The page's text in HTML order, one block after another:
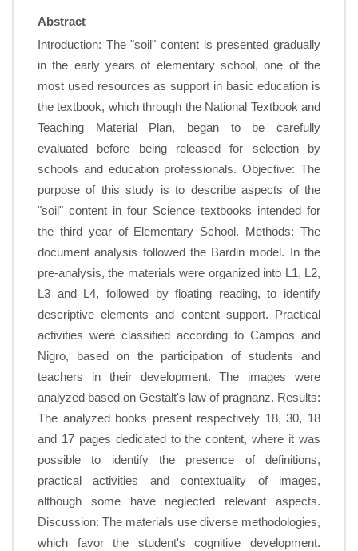
Abstract
Introduction: The "soil" content is presented gradually
in the early years of elementary school, one of the
most used resources as support in basic education is
the textbook, which through the National Textbook and
Teaching Material Plan, began to be carefully
evaluated before being released for selection by
schools and education professionals. Objective: The
purpose of this study is to describe aspects of the
"soil" content in four Science textbooks intended for
the third year of Elementary School. Methods: The
document analysis followed the Bardin model. In the
pre-analysis, the materials were organized into L1, L2,
L3 and L4, followed by floating reading, to identify
descriptive elements and content support. Practical
activities were classified according to Campos and
Nigro, based on the participation of students and
teachers in their development. The images were
analyzed based on Gestalt's law of pragnanz. Results:
The analyzed books present respectively 18, 30, 18
and 17 pages dedicated to the content, where it was
possible to identify the presence of definitions,
practical activities and contextuality of images,
although some have neglected relevant aspects.
Discussion: The materials use diverse methodologies,
which favor the student's cognitive development.